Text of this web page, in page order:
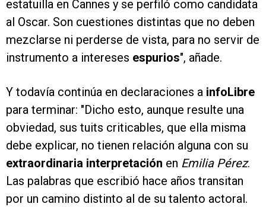
estatuilla en Cannes y se perfiló como candidata
al Oscar. Son cuestiones distintas que no deben
mezclarse ni perderse de vista, para no servir de
instrumento a intereses espurios", añade.
Y todavía continúa en declaraciones a infoLibre
para terminar: "Dicho esto, aunque resulte una
obviedad, sus tuits criticables, que ella misma
debe explicar, no tienen relación alguna con su
extraordinaria interpretación en Emilia Pérez.
Las palabras que escribió hace años transitan
por un camino distinto al de su talento actoral.